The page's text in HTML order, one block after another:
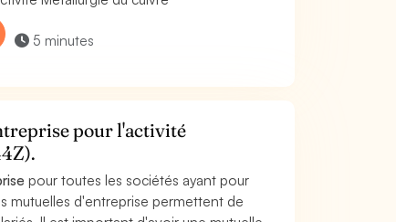
5 minutes
pour l'activité
pour toutes les sociétés ayant pour
mutuelles d'entreprise permettent de